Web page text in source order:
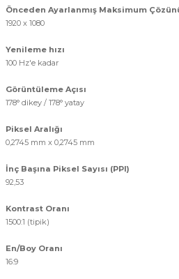
Önceden Ayarlanmış Maksimum
1920 x 1080
Yenileme hızı
100 Hz'e kadar
Görüntüleme Açısı
178° dikey / 178° yatay
Piksel Aralığı
0,2745 mm x 0,2745 mm
İnç Başına Piksel Sayısı (PPI)
92,53
Kontrast Oranı
1500:1 (tipik)
En/Boy Oranı
16:9